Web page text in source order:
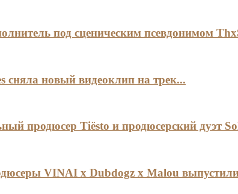
под сценическим псевдонимом
сняла новый видеоклип на трек...
продюсер Tiësto и продюсерский дуэт
VINAI x Dubdogz x Malou